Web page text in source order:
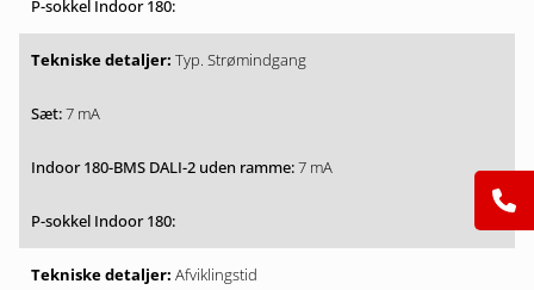
Typ. Strømindgang
7 mA
7 mA
Afviklingstid